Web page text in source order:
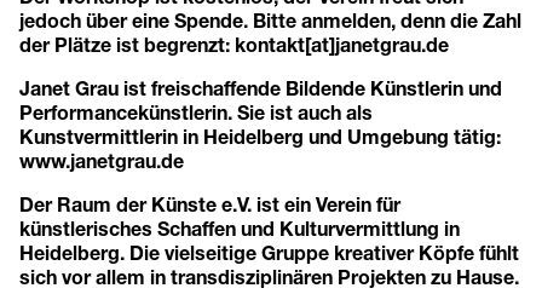
jedoch über eine Spende. Bitte anmelden, denn die Zahl
der Plätze ist begrenzt: kontakt[at]janetgrau.de
Janet Grau ist freischaffende Bildende Künstlerin und
Performancekünstlerin. Sie ist auch als
Kunstvermittlerin in Heidelberg und Umgebung tätig:
www.janetgrau.de
Der Raum der Künste e.V. ist ein Verein für
künstlerisches Schaffen und Kulturvermittlung in
Heidelberg. Die vielseitige Gruppe kreativer Köpfe fühlt
sich vor allem in transdisziplinären Projekten zu Hause.